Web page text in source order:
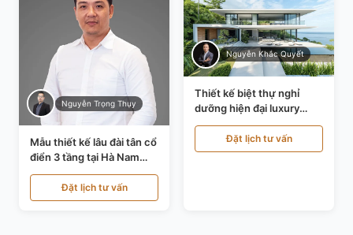
Nguyễn Trọng Thụy
Mẫu thiết kế lâu đài tân cổ
điển 3 tầng tại Hà Nam
KT24821
Đặt lịch tư vấn
Nguyễn Khắc Quyết
Thiết kế biệt thự nghỉ
dưỡng hiện đại luxury
700m² tại Đà Nẵng
KT24616Đặt lịch tư vấn